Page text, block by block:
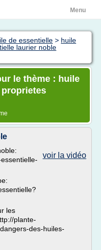
Menu
de essentielle > huile
laurier noble
le thème : huile
voir la vidéo
les
plante-
des-huiles-